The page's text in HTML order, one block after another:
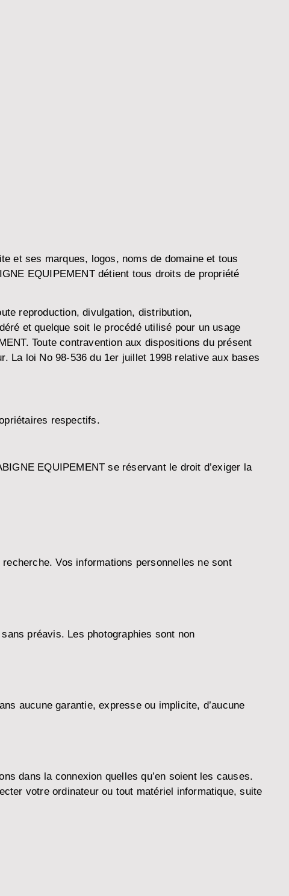
et ses marques, logos, noms de domaine et tous
EQUIPEMENT détient tous droits de propriété
reproduction, divulgation, distribution,
et quelque soit le procédé utilisé pour un usage
Toute contravention aux dispositions du présent
La loi No 98-536 du 1er juillet 1998 relative aux bases
respectifs.
EQUIPEMENT se réservant le droit d’exiger la
Vos informations personnelles ne sont
préavis. Les photographies sont non
aucune garantie, expresse ou implicite, d’aucune
dans la connexion quelles qu’en soient les causes.
votre ordinateur ou tout matériel informatique, suite